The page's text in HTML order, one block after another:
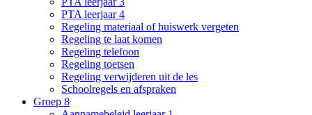
PTA leerjaar 4
Regeling materiaal of huiswerk vergeten
Regeling te laat komen
Regeling telefoon
Regeling toetsen
Regeling verwijderen uit de les
Schoolregels en afspraken
Groep 8